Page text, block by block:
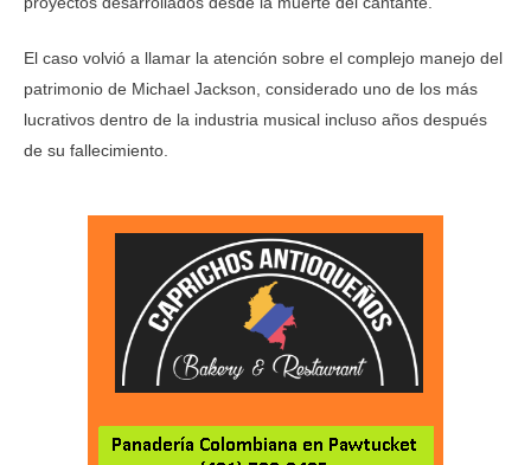
El caso volvió a llamar la atención sobre el complejo manejo del
patrimonio de Michael Jackson, considerado uno de los más
lucrativos dentro de la industria musical incluso años después
de su fallecimiento.